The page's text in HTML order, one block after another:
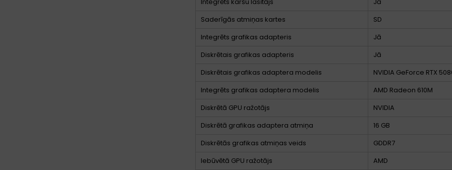
Saderīgās atmiņas kartes
SD
Integrēts grafikas adapteris
Jā
Diskrētais grafikas adapteris
Jā
Diskrētais grafikas adaptera modelis
NVIDIA GeForce RTX
Integrēts grafikas adaptera modelis
AMD Radeon 610M
Diskrētā GPU ražotājs
NVIDIA
Diskrētā grafikas adaptera atmiņa
16 GB
Diskrētās grafikas atmiņas veids
GDDR7
Iebūvētā GPU ražotājs
AMD